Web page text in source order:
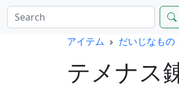
アイテム
だいじなもの
テメナス